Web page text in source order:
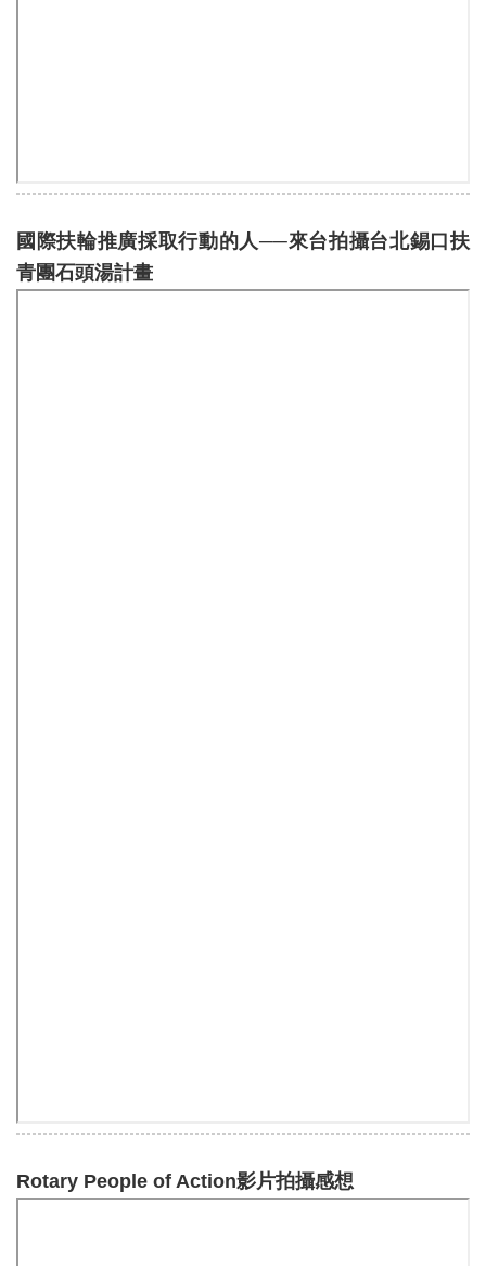
國際扶輪推廣採取行動的人──來台拍攝台北錫口扶
青團石頭湯計畫
Rotary People of Action影片拍攝感想